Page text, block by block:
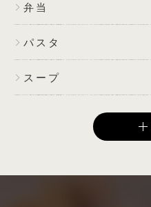
弁当
パスタ
スープ